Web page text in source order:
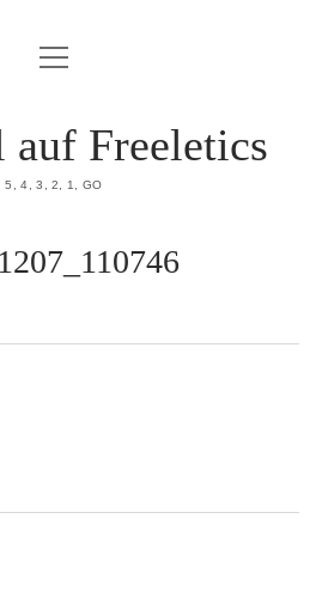
HOME
Menü
öffnen
Freeletics
5, 4, 3, 2, 1, GO